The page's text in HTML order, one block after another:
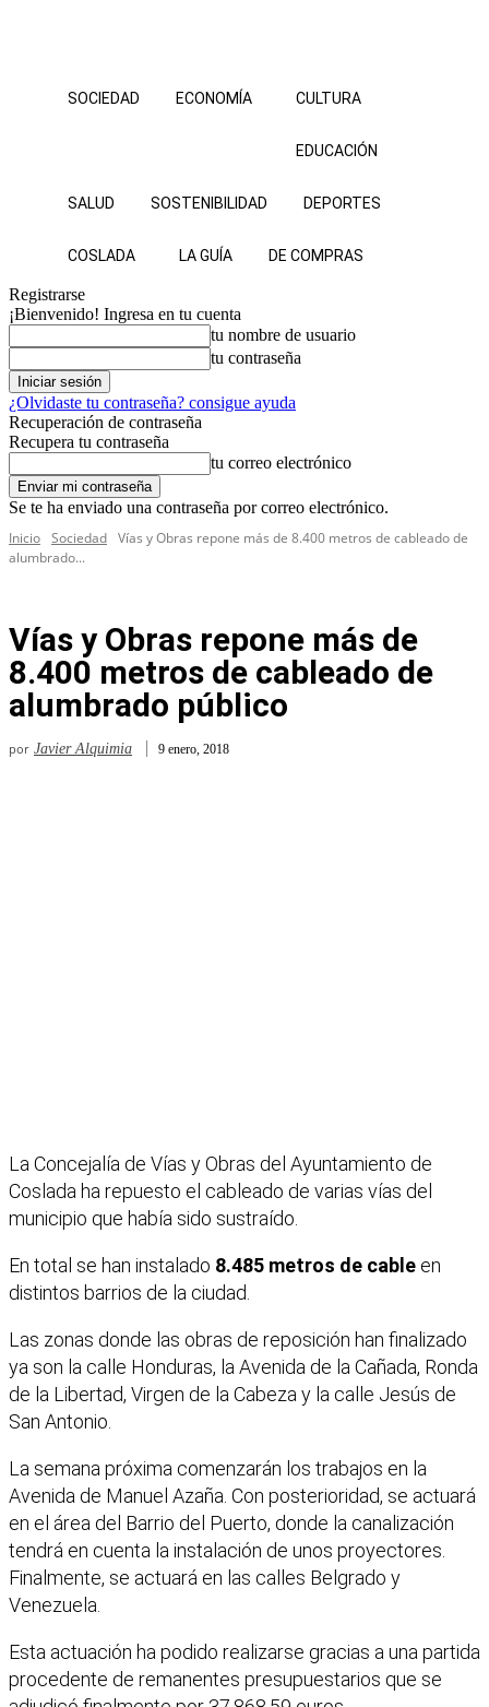
SOCIEDAD ECONOMÍA CULTURA
EDUCACIÓN
SALUD SOSTENIBILIDAD DEPORTES
COSLADA LA GUÍA DE COMPRAS
Registrarse
¡Bienvenido! Ingresa en tu cuenta
tu nombre de usuario
tu contraseña
¿Olvidaste tu contraseña? consigue ayuda
Recuperación de contraseña
Recupera tu contraseña
tu correo electrónico
Se te ha enviado una contraseña por correo electrónico.
Inicio Sociedad Vías y Obras repone más de 8.400 metros de cableado de
alumbrado...
Vías y Obras repone más de
8.400 metros de cableado de
alumbrado público
por Javier Alquimia 9 enero, 2018
La Concejalía de Vías y Obras del Ayuntamiento de
Coslada ha repuesto el cableado de varias vías del
municipio que había sido sustraído.
En total se han instalado 8.485 metros de cable en
distintos barrios de la ciudad.
Las zonas donde las obras de reposición han finalizado
ya son la calle Honduras, la Avenida de la Cañada, Ronda
de la Libertad, Virgen de la Cabeza y la calle Jesús de
San Antonio.
La semana próxima comenzarán los trabajos en la
Avenida de Manuel Azaña. Con posterioridad, se actuará
en el área del Barrio del Puerto, donde la canalización
tendrá en cuenta la instalación de unos proyectores.
Finalmente, se actuará en las calles Belgrado y
Venezuela.
Esta actuación ha podido realizarse gracias a una partida
procedente de remanentes presupuestarios que se